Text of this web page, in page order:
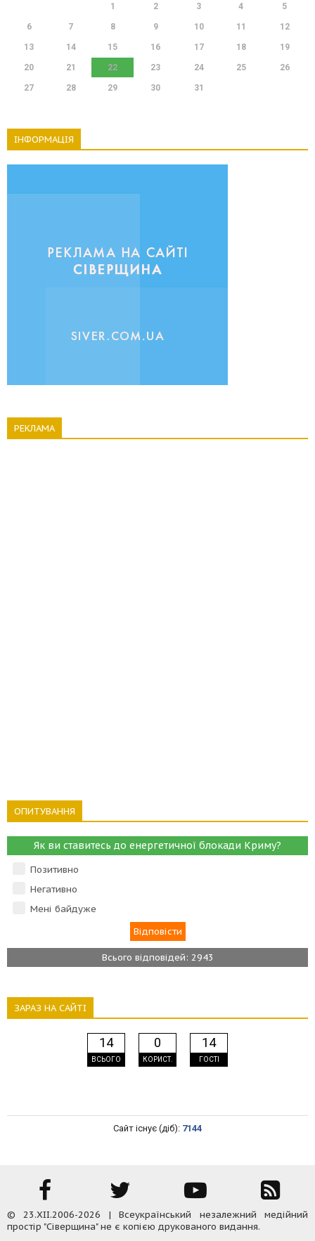
1 2 3 4 5
6 7 8 9 10 11 12
13 14 15 16 17 18 19
20 21 22 23 24 25 26
27 28 29 30 31
ІНФОРМАЦІЯ
РЕКЛАМА
ОПИТУВАННЯ
Як ви ставитесь до енергетичної блокади Криму?
Позитивно
Негативно
Мені байдуже
Всього відповідей: 2943
ЗАРАЗ НА САЙТІ
14
ВСЬОГО
0
КОРИСТ.
14
ГОСТІ
Сайт існує (діб): 7144
© 23.XII.2006-2026 | Всеукраїнський незалежний медійний
простір "Сіверщина" не є копією друкованого видання.